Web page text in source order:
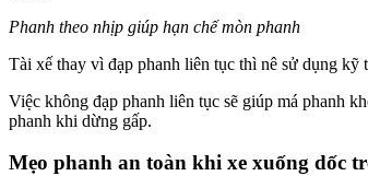
Phanh theo nhịp giúp hạn chế mòn phanh
Tài xế thay vì đạp phanh liên tục thì nê sử dụng kỹ
Việc không đạp phanh liên tục sẽ giúp má phanh
phanh khi dừng gấp.
Mẹo phanh an toàn khi xe xuống dốc